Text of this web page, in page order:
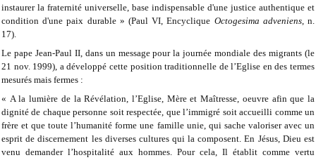
instaurer la fraternité universelle, base indispensable d'une justice authentique et
condition d'une paix durable » (Paul VI, Encyclique Octogesima adveniens, n.
17).
Le pape Jean-Paul II, dans un message pour la journée mondiale des migrants (le
21 nov. 1999), a développé cette position traditionnelle de l’Eglise en des termes
mesurés mais fermes :
« A la lumière de la Révélation, l’Eglise, Mère et Maîtresse, oeuvre afin que la
dignité de chaque personne soit respectée, que l’immigré soit accueilli comme un
frère et que toute l’humanité forme une famille unie, qui sache valoriser avec un
esprit de discernement les diverses cultures qui la composent. En Jésus, Dieu est
venu demander l’hospitalité aux hommes. Pour cela, Il établit comme vertu